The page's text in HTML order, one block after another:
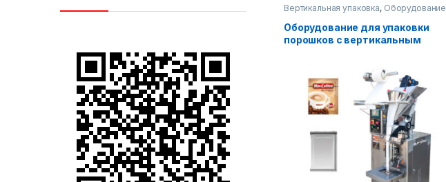
Вертикальная упаковка, Оборудование
на складе
Упаковочное оборудование
Оборудование для упаковки
порошков с вертикальным